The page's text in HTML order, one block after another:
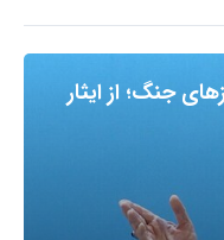
جنگ؛ از ایثار